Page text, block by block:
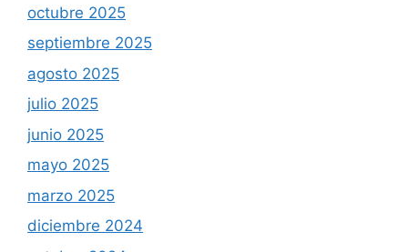
octubre 2025
septiembre 2025
agosto 2025
julio 2025
junio 2025
mayo 2025
marzo 2025
diciembre 2024